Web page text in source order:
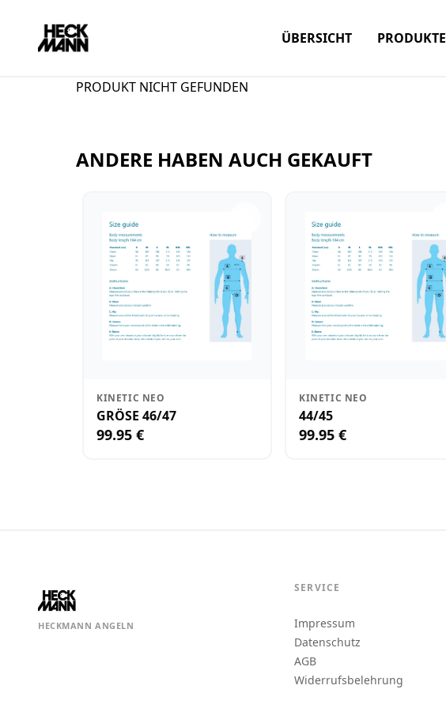
ÜBERSICHT PRODUKTE
PRODUKT NICHT GEFUNDEN
ANDERE HABEN AUCH GEKAUFT
KINETIC NEO
GRÖSE 46/47
99.95 €
KINETIC NEO
44/45
99.95 €
HECKMANN ANGELN
SERVICE
Impressum
Datenschutz
AGB
Widerrufsbelehrung